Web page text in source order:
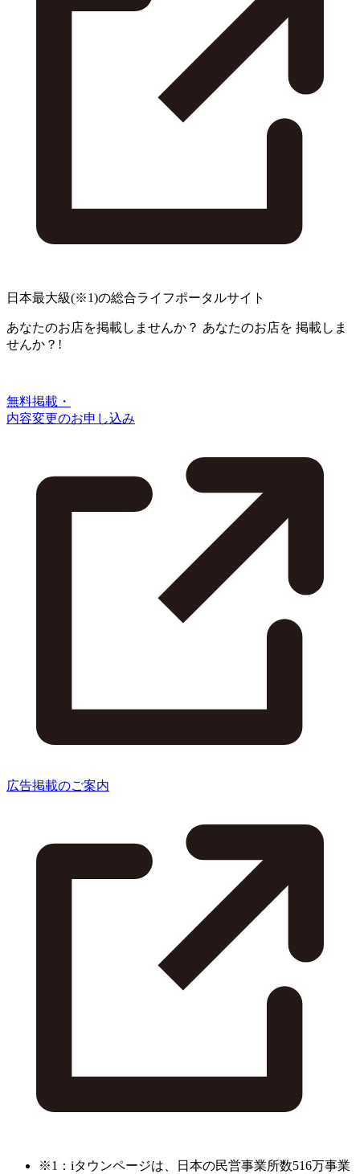
日本最大級(※1)の総合ライフポータルサイト
あなたのお店を掲載しませんか？ あなたのお店を 掲載しま
せんか？!
無料掲載・
内容変更のお申し込み
広告掲載のご案内
※1：iタウンページは、日本の民営事業所数516万事業